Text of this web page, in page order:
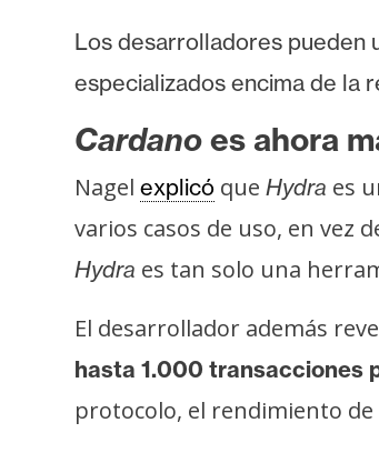
i
d
d
Los desarrolladores pueden
especializados encima de la
Cardano es ahora
Nagel explicó que Hydra es
varios casos de uso, en vez
Hydra es tan solo una
El desarrollador además
hasta 1.000 transacciones
protocolo, el rendimiento